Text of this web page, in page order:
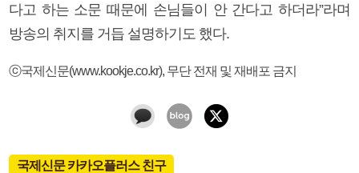
다고 하는 소문 때문에 손님들이 안 간다고 하더라”라며
방송의 취지를 거듭 설명하기도 했다.
ⓒ국제신문(www.kookje.co.kr), 무단 전재 및 재배포 금지
국제신문 카카오플러스 친구